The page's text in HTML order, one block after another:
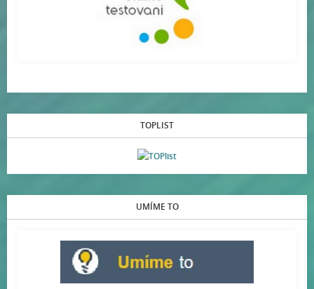
TOPLIST
UMÍME TO